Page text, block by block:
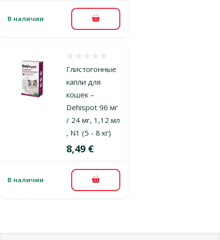
В наличии В корзину
Глистогонные
капли для
кошек –
Dehispot 96 мг
/ 24 мг, 1,12 мл
, N1 (5 - 8 кг)
Цена
8,49 €
В наличии В корзину